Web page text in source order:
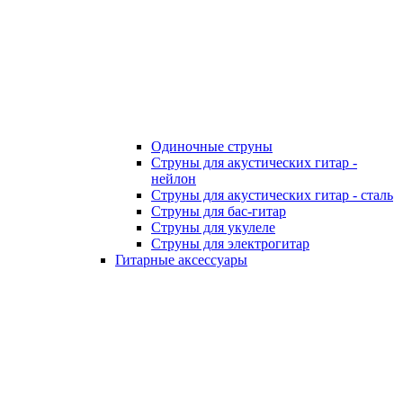
Одиночные струны
Струны для акустических гитар -
нейлон
Струны для акустических гитар - сталь
Струны для бас-гитар
Струны для укулеле
Струны для электрогитар
Гитарные аксессуары